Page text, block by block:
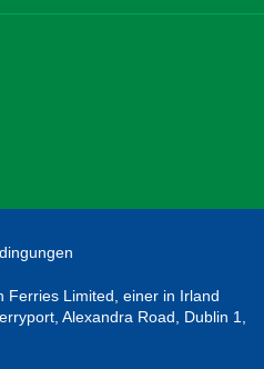
Ferries Limited, einer in Irland
Alexandra Road, Dublin 1,